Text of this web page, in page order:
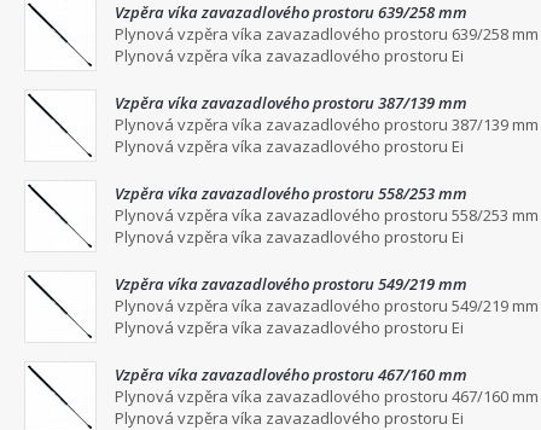
Vzpěra víka zavazadlového prostoru 639/258 mm
Plynová vzpěra víka zavazadlového prostoru 639/258 mm
Plynová vzpěra víka zavazadlového prostoru Ei
Vzpěra víka zavazadlového prostoru 387/139 mm
Plynová vzpěra víka zavazadlového prostoru 387/139 mm
Plynová vzpěra víka zavazadlového prostoru Ei
Vzpěra víka zavazadlového prostoru 558/253 mm
Plynová vzpěra víka zavazadlového prostoru 558/253 mm
Plynová vzpěra víka zavazadlového prostoru Ei
Vzpěra víka zavazadlového prostoru 549/219 mm
Plynová vzpěra víka zavazadlového prostoru 549/219 mm
Plynová vzpěra víka zavazadlového prostoru Ei
Vzpěra víka zavazadlového prostoru 467/160 mm
Plynová vzpěra víka zavazadlového prostoru 467/160 mm
Plynová vzpěra víka zavazadlového prostoru Ei